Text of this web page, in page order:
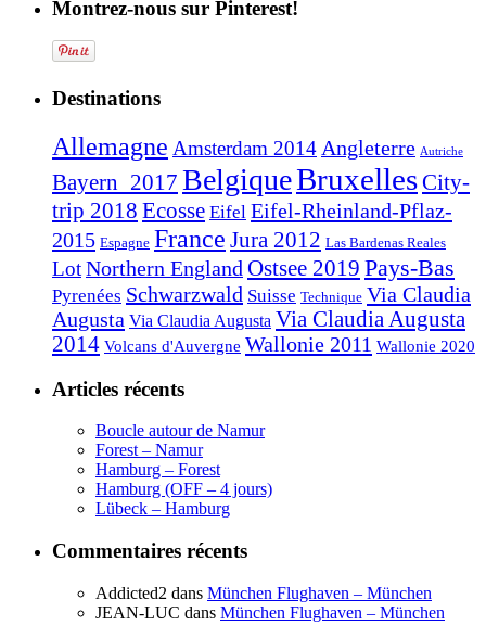
Montrez-nous sur Pinterest!
Destinations
Allemagne Amsterdam 2014 Angleterre Autriche
Bayern_2017 BelgiqueBruxellesCity-
trip 2018 Ecosse Eifel Eifel-Rheinland-Pflaz-
2015 Espagne France Jura 2012 Las Bardenas Reales
LotNorthern England Ostsee 2019 Pays-Bas
Pyrenées Schwarzwald Suisse Technique Via Claudia
Augusta Via Claudia Augusta Via Claudia Augusta
2014 Volcans d'Auvergne Wallonie 2011 Wallonie 2020
Articles récents
Boucle autour de Namur
Forest – Namur
Hamburg – Forest
Hamburg (OFF – 4 jours)
Lübeck – Hamburg
Commentaires récents
Addicted2 dans München Flughaven – München
JEAN-LUC dans München Flughaven – München